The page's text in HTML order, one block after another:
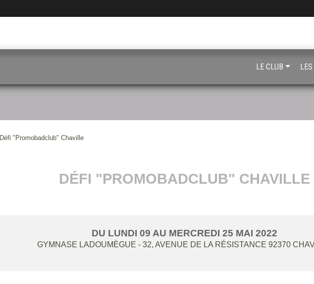
Défi "Promobadclub" Chaville
DÉFI "PROMOBADCLUB" CHAVILLE
DU LUNDI 09 AU MERCREDI 25 MAI 2022
GYMNASE LADOUMÈGUE - 32, AVENUE DE LA RÉSISTANCE 92370
LE CLUB